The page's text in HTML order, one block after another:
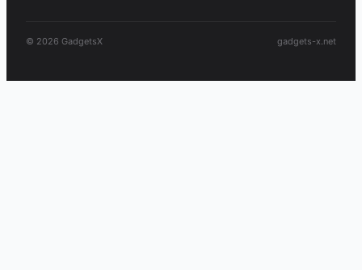
© 2026 GadgetsX gadgets-x.net